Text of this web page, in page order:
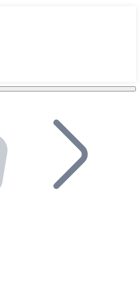
en tu plataforma.
en tu negocio y permite que
en tu ecosistema.
de distribuidores.
a nuestro ecosistema.